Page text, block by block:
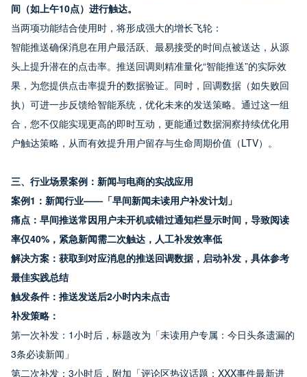
间（如上午10点）进行触达。
当两项功能结合使用时，将形成强大的增长飞轮：
智能推送确保消息在用户最活跃、最易接受的时间点被送达，从源
头上提升潜在的点击率。推送回调则精准量化“智能推送”的实际效
果，为您提供点击率提升的数据验证。同时，回调数据（如失败回
执）可进一步反馈给智能系统，优化未来的发送策略。通过这一组
合，您不仅能实现更高的即时互动，更能通过数据洞察持续优化用
户触达策略，从而有效提升用户留存与生命周期价值（LTV）。
三、行业场景案例：新闻与电商的实战应用
案例1：新闻行业——「早间新闻未读用户补发计划」
痛点：早间推送常因用户未开机或错过通知栏显示时间，导致阅读
率仅40%，紧急新闻需二次触达，人工补发效率低
解决方案：获取到对应消息的推送回调数据，启动补发，具体参考
最佳实践总结
触发条件：推送发送后2小时内未点击
补发策略：
第一次补发：1小时后，标题改为「未读用户专属：今日头条遗漏的
3条必读新闻」
第二次补发：3小时后，附加「评论区热议话题：XXX事件最新进